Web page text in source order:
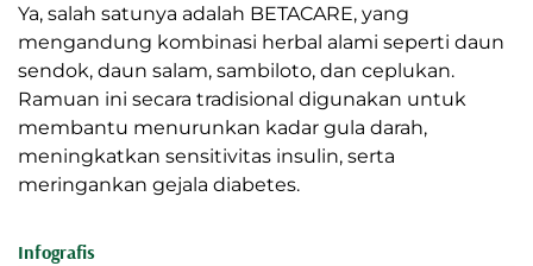
Ya, salah satunya adalah BETACARE, yang
mengandung kombinasi herbal alami seperti daun
sendok, daun salam, sambiloto, dan ceplukan.
Ramuan ini secara tradisional digunakan untuk
membantu menurunkan kadar gula darah,
meningkatkan sensitivitas insulin, serta
meringankan gejala diabetes.
Infografis